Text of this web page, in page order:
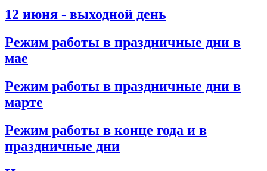
12 июня - выходной день
Режим работы в праздничные дни в
мае
Режим работы в праздничные дни в
марте
Режим работы в конце года и в
праздничные дни